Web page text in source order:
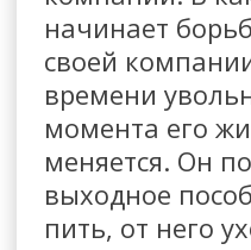
начинает
своей
времени
момента его
меняется. Он
выходное
пить, от него